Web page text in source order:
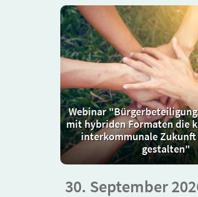
Webinar
mit hybriden Formaten die
interkommunale Zukunft
gestalten"
30. September